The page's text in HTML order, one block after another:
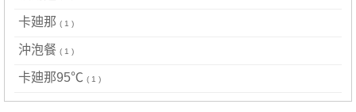
卡廸那 ( 1 )
沖泡餐 ( 1 )
卡廸那95℃ ( 1 )